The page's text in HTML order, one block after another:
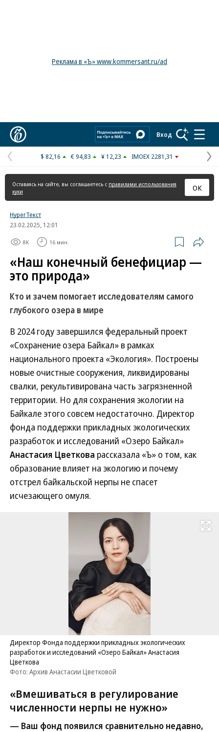
Реклама в «Ъ» www.kommersant.ru/ad
Вход
Предыдущая
страница
$ 82,16 € 94,83 ¥ 12,23 IMOEX 2281,31
Оставаясь на сайте, вы соглашаетесь с правилами использования
куки
ОК
HyperТекст
23.02.2025, 12:01
8K 16 мин.
«Наш конечный бенефициар —
это природа»
Кто и зачем помогает исследователям самого
глубокого озера в мире
В 2024 году завершился федеральный проект
«Сохранение озера Байкал» в рамках
национального проекта «Экология». Построены
новые очистные сооружения, ликвидированы
свалки, рекультивирована часть загрязненной
территории. Но для сохранения экологии на
Байкале этого совсем недостаточно. Директор
фонда поддержки прикладных экологических
разработок и исследований «Озеро Байкал»
Анастасия Цветкова рассказала «Ъ» о том, как
образование влияет на экологию и почему
отстрел байкальской нерпы не спасет
исчезающего омуля.
Развернуть
Директор Фонда поддержки прикладных экологических
разработок и исследований «Озеро Байкал» Анастасия
Цветкова
Фото: Архив Анастасии Цветковой
«Вмешиваться в регулирование
численности нерпы не нужно»
— Ваш фонд появился сравнительно недавно,